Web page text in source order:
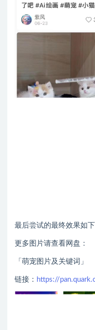
最后尝试的最终效果如下
更多图片请查看网盘：
「萌宠图片及关键词」
链接： https://